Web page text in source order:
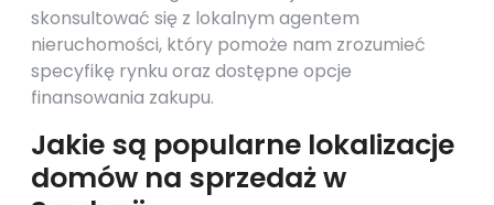
skonsultować się z lokalnym agentem
nieruchomości, który pomoże nam zrozumieć
specyfikę rynku oraz dostępne opcje
finansowania zakupu.
Jakie są popularne lokalizacje
domów na sprzedaż w